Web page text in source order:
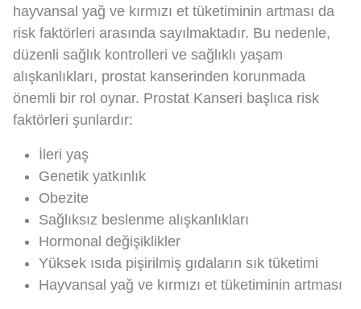
hayvansal yağ ve kırmızı et tüketiminin artması da
risk faktörleri arasında sayılmaktadır. Bu nedenle,
düzenli sağlık kontrolleri ve sağlıklı yaşam
alışkanlıkları, prostat kanserinden korunmada
önemli bir rol oynar. Prostat Kanseri başlıca risk
faktörleri şunlardır:
İleri yaş
Genetik yatkınlık
Obezite
Sağlıksız beslenme alışkanlıkları
Hormonal değişiklikler
Yüksek ısıda pişirilmiş gıdaların sık tüketimi
Hayvansal yağ ve kırmızı et tüketiminin artması